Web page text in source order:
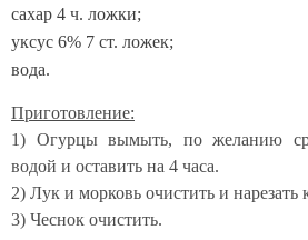
сахар 4 ч. ложки;
уксус 6% 7 ст. ложек;
вода.
Приготовление:
1) Огурцы вымыть, по желанию
водой и оставить на 4 часа.
2) Лук и морковь очистить и нарезать
3) Чеснок очистить.